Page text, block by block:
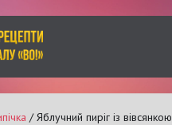
/ Яблучний пиріг із вівсянкою